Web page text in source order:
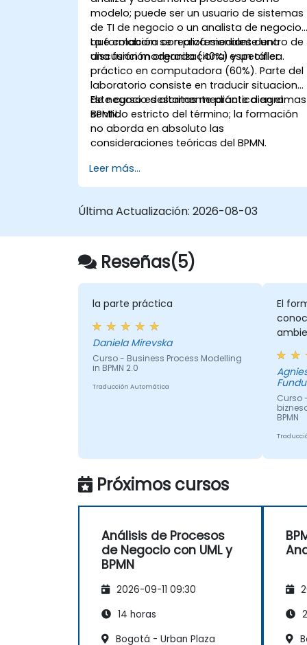
modelo; puede ser un usuario de sistemas
de TI de negocio o un analista de negocio
que colabora con profesionales dentro de
una función organizacional específica.
La formación se realiza mediante una
discusión moderada (40%) y un taller
práctico en computadora (60%). Parte del
laboratorio consiste en traducir situaciones
de negocio descritas mediante diagramas
BPMN.
Este curso es altamente práctico en el
sentido estricto del término; la formación
no aborda en absoluto las
consideraciones teóricas del BPMN.
Leer más...
Última Actualización: 2026-08-03
Reseñas(5)
la parte práctica
Daniela Mirevska
Curso - Business Process Modelling
in BPMN 2.0
Traducción Automática
El
Curso
BPMN
Próximos cursos
Análisis de Procesos
de Negocio con UML y
BPMN
2026-09-11 09:30
14 horas
Bogotá - Urban Plaza